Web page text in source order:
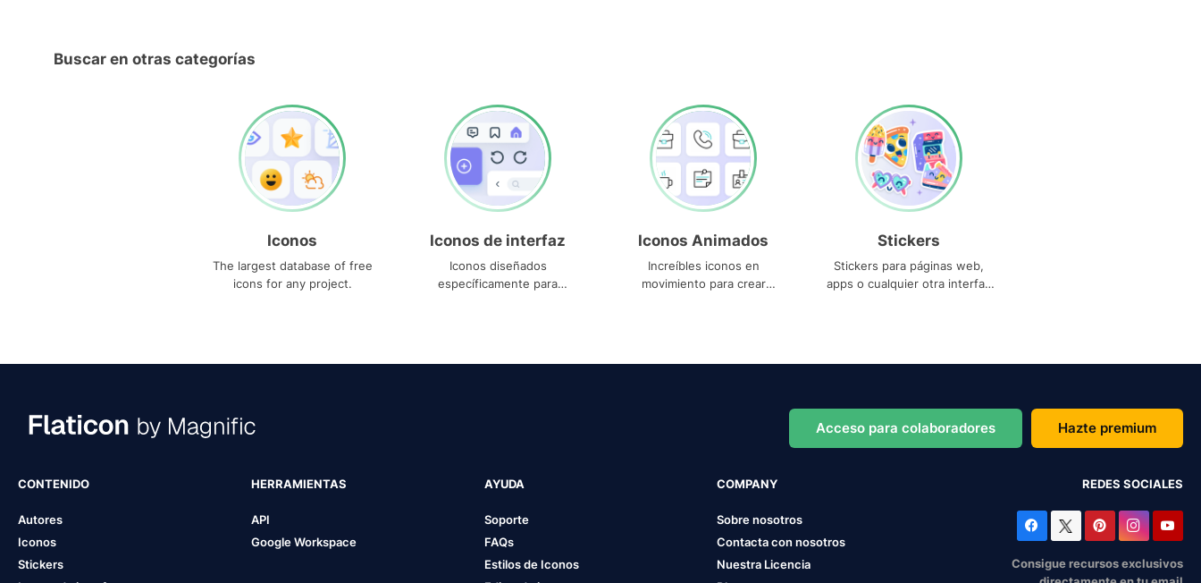
Buscar en otras categorías
Iconos
The largest database of free
icons for any project.
Iconos de interfaz
Iconos diseñados
específicamente para
Iconos Animados
Increíbles iconos en
movimiento para crear
Stickers
Stickers para páginas web,
apps o cualquier otra interfaz
Acceso para colaboradores Hazte premium
CONTENIDO
Autores
Iconos
Stickers
HERRAMIENTAS
API
Google Workspace
AYUDA
Soporte
FAQs
Estilos de Iconos
COMPANY
Sobre nosotros
Contacta con nosotros
Nuestra Licencia
REDES SOCIALES
Consigue recursos exclusivos